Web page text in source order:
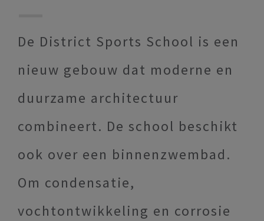
De District Sports School is een
nieuw gebouw dat moderne en
duurzame architectuur
combineert. De school beschikt
ook over een binnenzwembad.
Om condensatie,
vochtontwikkeling en corrosie